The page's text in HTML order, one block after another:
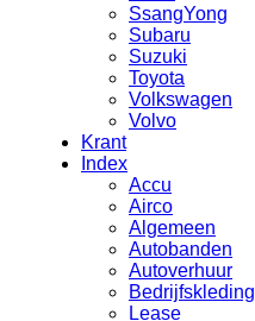
SsangYong
Subaru
Suzuki
Toyota
Volkswagen
Volvo
Krant
Index
Accu
Airco
Algemeen
Autobanden
Autoverhuur
Bedrijfskleding
Lease